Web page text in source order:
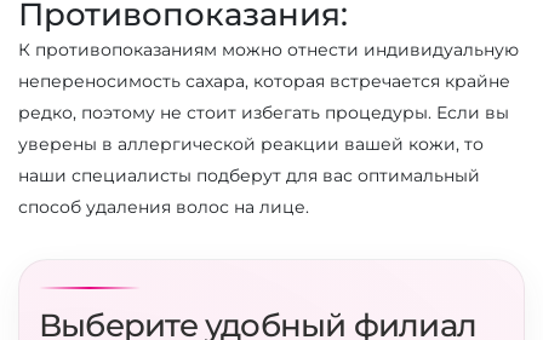
Противопоказания:
К противопоказаниям можно отнести индивидуальную
непереносимость сахара, которая встречается крайне
редко, поэтому не стоит избегать процедуры. Если вы
уверены в аллергической реакции вашей кожи, то
наши специалисты подберут для вас оптимальный
способ удаления волос на лице.
Выберите удобный филиал